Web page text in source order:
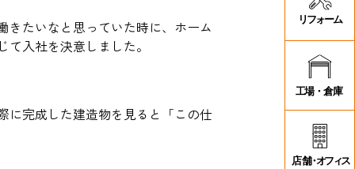
きたいなと思っていた時に、ホーム
入社を決意しました。
に完成した建造物を見ると「この仕